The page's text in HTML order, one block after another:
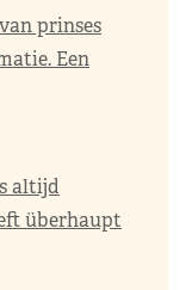
prinses
Een
altijd
überhaupt